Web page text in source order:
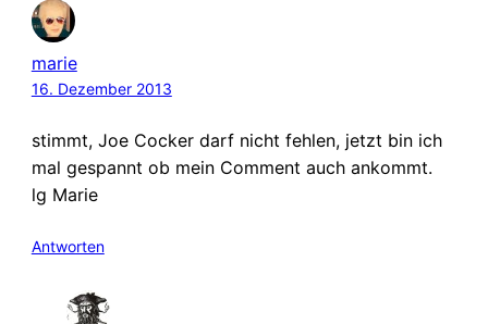
marie
16. Dezember 2013
stimmt, Joe Cocker darf nicht fehlen, jetzt bin ich
mal gespannt ob mein Comment auch ankommt.
lg Marie
Antworten